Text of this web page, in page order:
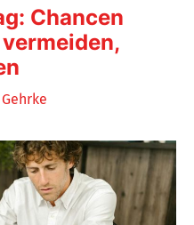
Chancen